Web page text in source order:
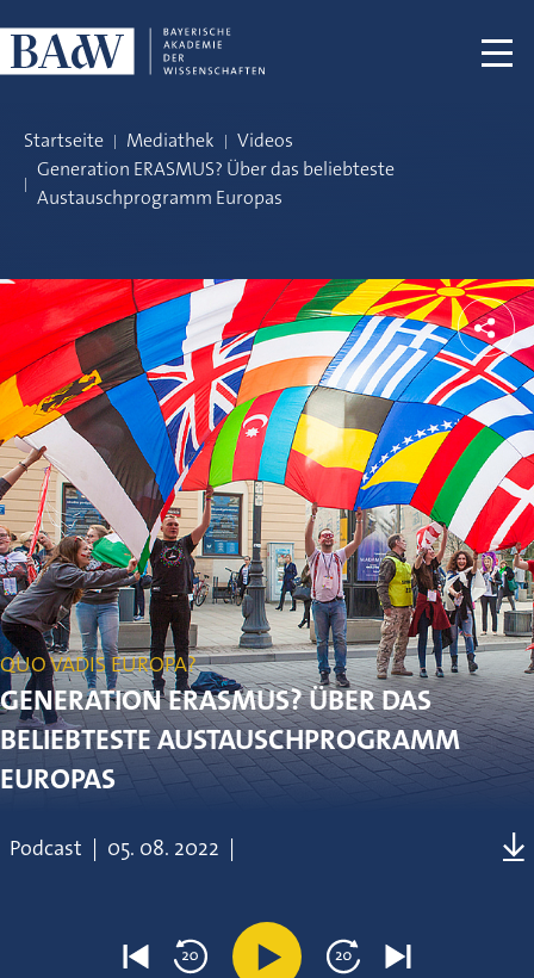
Startseite Mediathek
Videos
Generation ERASMUS? Über das beliebteste
Austauschprogramm Europas
QUO VADIS EUROPA?
GENERATION ERASMUS? ÜBER DAS
BELIEBTESTE AUSTAUSCHPROGRAMM
EUROPAS
Podcast | 05. 08. 2022 |